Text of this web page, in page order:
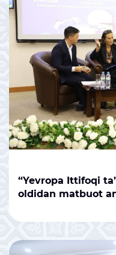
“Yevropa Ittifoqi
oldidan matbuot